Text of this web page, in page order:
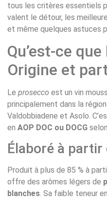
tous les critères essentiels
valent le détour, les
et même quelques astuces
Qu’est-ce
Origine et
Le prosecco est un vin
principalement dans la
Valdobbiadene et Asolo.
en AOP DOC ou DOCG
Élaboré à partir
Produit à plus de 85 % à
offre des arômes légers de
blanches. Sa faible teneur